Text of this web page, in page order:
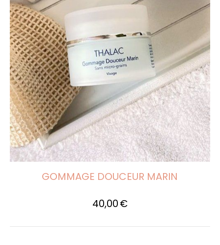
GOMMAGE DOUCEUR MARIN
40,00€